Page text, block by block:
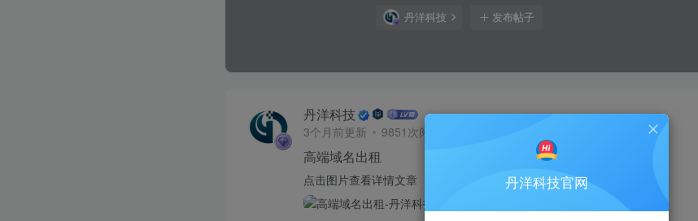
丹洋科技 发布帖子
丹洋科技
3个月前更新 9851次阅读
高端域名出租
点击图片查看详情文章 丹洋科技官网